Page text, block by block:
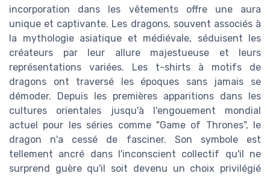
incorporation dans les vêtements offre une aura
unique et captivante. Les dragons, souvent associés à
la mythologie asiatique et médiévale, séduisent les
créateurs par leur allure majestueuse et leurs
représentations variées. Les t-shirts à motifs de
dragons ont traversé les époques sans jamais se
démoder. Depuis les premières apparitions dans les
cultures orientales jusqu'à l'engouement mondial
actuel pour les séries comme "Game of Thrones", le
dragon n'a cessé de fasciner. Son symbole est
tellement ancré dans l'inconscient collectif qu'il ne
surprend guère qu'il soit devenu un choix privilégié